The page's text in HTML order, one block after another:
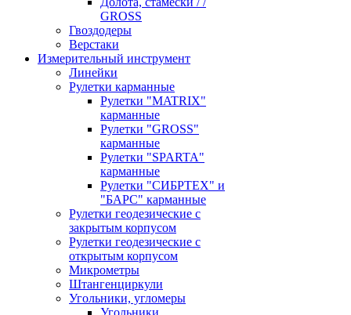
GROSS
Гвоздодеры
Верстаки
Измерительный инструмент
Линейки
Рулетки карманные
Рулетки "MATRIX"
карманные
Рулетки "GROSS"
карманные
Рулетки "SPARTA"
карманные
Рулетки "СИБРТЕХ" и
"БАРС" карманные
Рулетки геодезические с
закрытым корпусом
Рулетки геодезические с
открытым корпусом
Микрометры
Штангенциркули
Угольники, угломеры
Угольники